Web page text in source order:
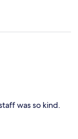
was so kind.